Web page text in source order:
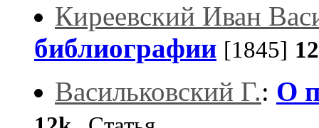
Киреевский Иван
библиографии [1845]
Васильковский Г.: О